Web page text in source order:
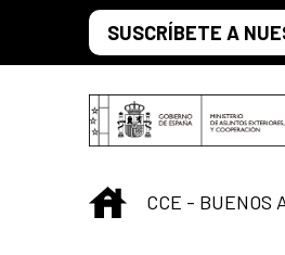
Saltar al contenido principal
SUSCRÍBETE A
INICIO
CCE - BUENOS